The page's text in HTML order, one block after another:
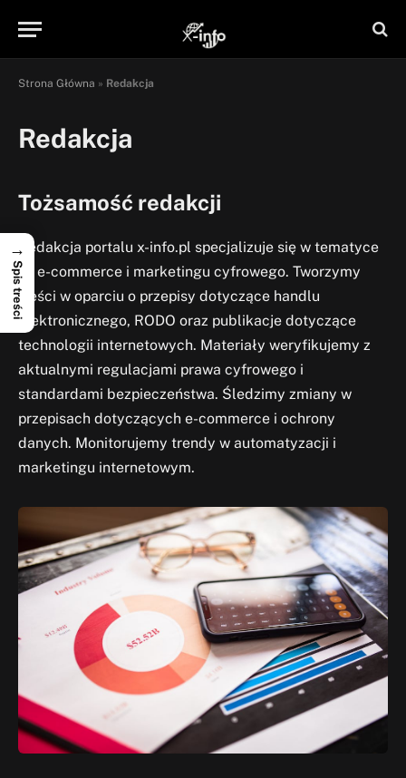
Strona Główna » Redakcja
Redakcja
Tożsamość redakcji
Redakcja portalu x-info.pl specjalizuje się w tematyce
IT, e-commerce i marketingu cyfrowego. Tworzymy
treści w oparciu o przepisy dotyczące handlu
elektronicznego, RODO oraz publikacje dotyczące
technologii internetowych. Materiały weryfikujemy z
aktualnymi regulacjami prawa cyfrowego i
standardami bezpieczeństwa. Śledzimy zmiany w
przepisach dotyczących e-commerce i ochrony
danych. Monitorujemy trendy w automatyzacji i
marketingu internetowym.
→
Spis treści